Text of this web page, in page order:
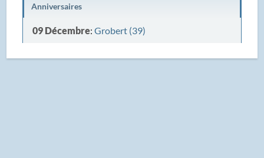
Anniversaires
09 Décembre:Grobert (39)